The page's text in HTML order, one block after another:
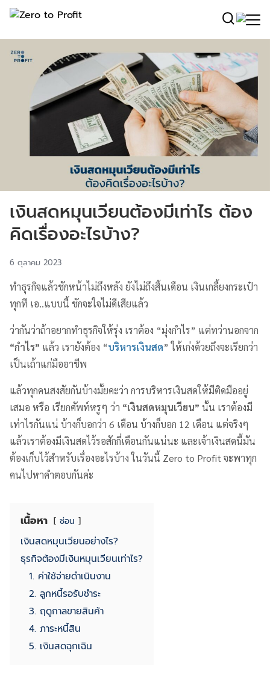
เงินสดหมุนเวียนต้องมีเท่าไร ต้อง
คิดเรื่องอะไรบ้าง?
6 ตุลาคม 2023
ทำธุรกิจแล้วชักหน้าไม่ถึงหลัง ยังไม่ถึงสิ้นเดือน เงินเกลี้ยงกระเป๋า
ทุกที เอ..แบบนี้ ชักจะใจไม่ดีเสียแล้ว
ว่ากันว่าถ้าอยากทำธุรกิจให้รุ่ง เราต้อง “มุ่งกำไร” แต่ทว่านอกจาก
“กำไร” แล้ว เรายังต้อง “บริหารเงินสด” ให้เก่งด้วยถึงจะเรียกว่า
เป็นเถ้าแก่มืออาชีพ
แล้วทุกคนสงสัยกันบ้างมั้ยคะว่า การบริหารเงินสดให้มีติดมืออยู่
เสมอ หรือ เรียกศัพท์หรูๆ ว่า “เงินสดหมุนเวียน” นั้น เราต้องมี
เท่าไรกันแน่ บ้างก็บอกว่า 6 เดือน บ้างก็บอก 12 เดือน แต่จริงๆ
แล้วเราต้องมีเงินสดไว้รอสักกี่เดือนกันแน่นะ และเจ้าเงินสดนี้มัน
ต้องเก็บไว้สำหรับเรื่องอะไรบ้าง ในวันนี้ Zero to Profit จะพาทุก
คนไปหาคำตอบกันค่ะ
เนื้อหา ซ่อน
เงินสดหมุนเวียนอย่างไร?
ธุรกิจต้องมีเงินหมุนเวียนเท่าไร?
1. ค่าใช้จ่ายดำเนินงาน
2. ลูกหนี้รอรับชำระ
3. ฤดูกาลขายสินค้า
4. ภาระหนี้สิน
5. เงินสดฉุกเฉิน